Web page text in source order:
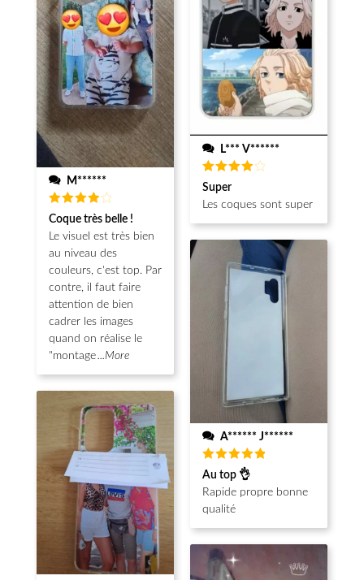
M******
Note4
sur 5
Coque très belle !
Le visuel est très bien
au niveau des
couleurs, c'est top. Par
contre, il faut faire
attention de bien
cadrer les images
quand on réalise le
"montage...More
L*** V******
Note
sur 5
Super
Les coques sont super
A****** J******
Note5
sur 5
Au top 👌
Rapide propre bonne
qualité